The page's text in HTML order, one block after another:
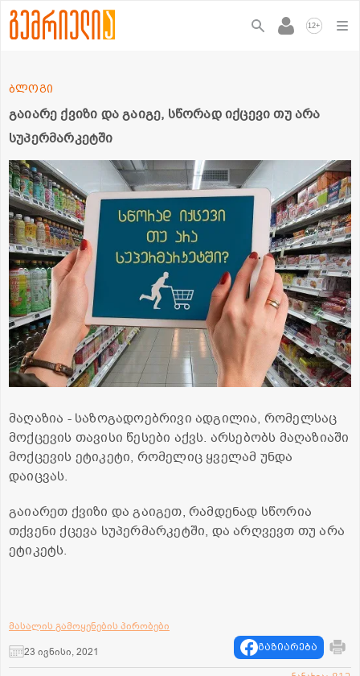
12+
გაიარე ქვიზი და გაიგე, სწორად იქცევი თუ არა
სუპერმარკეტში
ბლოგი
მაღაზია - საზოგადოებრივი ადგილია, რომელსაც
მოქცევის თავისი წესები აქვს. არსებობს მაღაზიაში
მოქცევის ეტიკეტი, რომელიც ყველამ უნდა
დაიცვას.
გაიარეთ ქვიზი და გაიგეთ, რამდენად სწორია
თქვენი ქცევა სუპერმარკეტში, და არღვევთ თუ არა
ეტიკეტს.
მასალის გამოყენების პირობები
23 ივნისი, 2021
გაზიარება